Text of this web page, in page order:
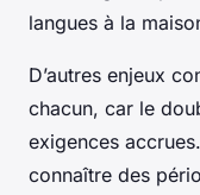
langues à la
D’autres enjeux
chacun, car le
exigences
connaître des